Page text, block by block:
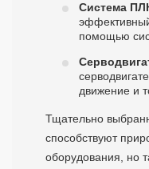
Система
помощью
движение и
Тщательно
способствуют
оборудования, но